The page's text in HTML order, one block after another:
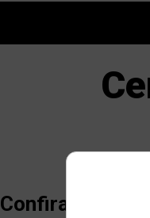
Confira